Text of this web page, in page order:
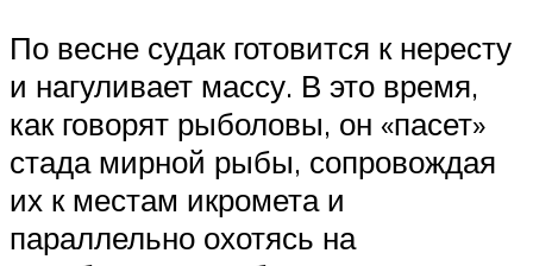
По весне судак готовится к нересту
и нагуливает массу. В это время,
как говорят рыболовы, он «пасет»
стада мирной рыбы, сопровождая
их к местам икромета и
параллельно охотясь на